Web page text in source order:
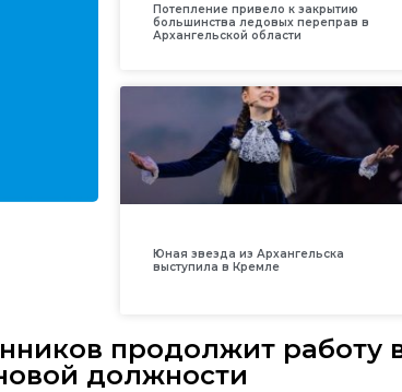
Потепление привело к закрытию
большинства ледовых переправ в
Архангельской области
Юная звезда из Архангельска
выступила в Кремле
продолжит работу
должности